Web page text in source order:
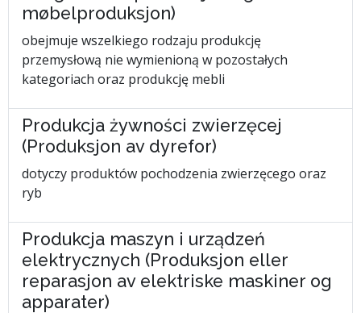
møbelproduksjon)
obejmuje wszelkiego rodzaju produkcję
przemysłową nie wymienioną w pozostałych
kategoriach oraz produkcję mebli
Produkcja żywności zwierzęcej
(Produksjon av dyrefor)
dotyczy produktów pochodzenia zwierzęcego oraz
ryb
Produkcja maszyn i urządzeń
elektrycznych (Produksjon eller
reparasjon av elektriske maskiner og
apparater)